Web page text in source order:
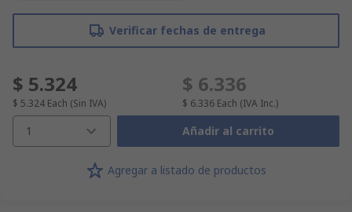
Verificar fechas de entrega
$ 5.324
$ 5.324 Each (Sin IVA)
$ 6.336
$ 6.336 Each (IVA Inc.)
1 Añadir al carrito
Agregar a listado de productos